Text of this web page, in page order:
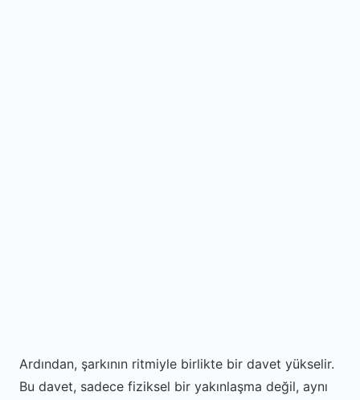
Ardından, şarkının ritmiyle birlikte bir davet yükselir.
Bu davet, sadece fiziksel bir yakınlaşma değil, aynı